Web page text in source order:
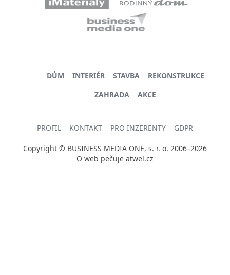
DŮM INTERIÉR STAVBA
REKONSTRUKCE
ZAHRADA
AKCE
PROFIL KONTAKT PRO INZERENTY GDPR
Copyright © BUSINESS MEDIA ONE, s. r. o. 2006–2026